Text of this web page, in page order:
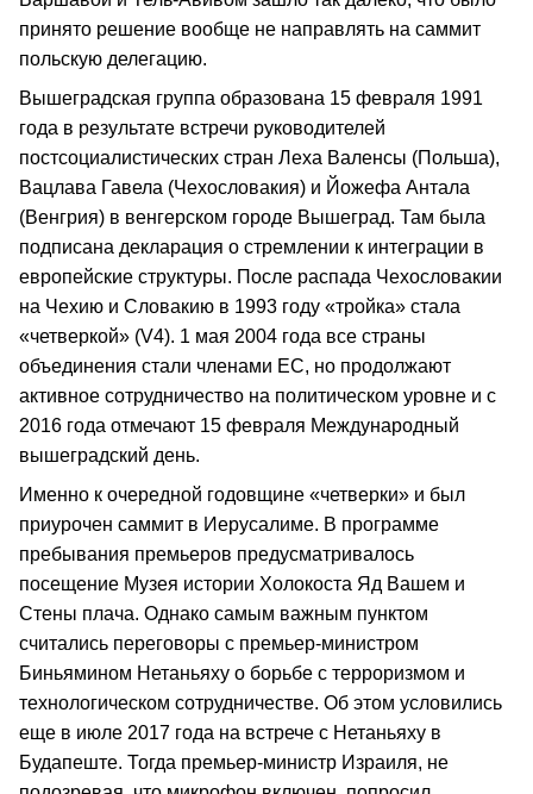
принято решение вообще не направлять на саммит
польскую делегацию.
Вышеградская группа образована 15 февраля 1991
года в результате встречи руководителей
постсоциалистических стран Леха Валенсы (Польша),
Вацлава Гавела (Чехословакия) и Йожефа Антала
(Венгрия) в венгерском городе Вышеград. Там была
подписана декларация о стремлении к интеграции в
европейские структуры. После распада Чехословакии
на Чехию и Словакию в 1993 году «тройка» стала
«четверкой» (V4). 1 мая 2004 года все страны
объединения стали членами ЕС, но продолжают
активное сотрудничество на политическом уровне и с
2016 года отмечают 15 февраля Международный
вышеградский день.
Именно к очередной годовщине «четверки» и был
приурочен саммит в Иерусалиме. В программе
пребывания премьеров предусматривалось
посещение Музея истории Холокоста Яд Вашем и
Стены плача. Однако самым важным пунктом
считались переговоры с премьер-министром
Биньямином Нетаньяху о борьбе с терроризмом и
технологическом сотрудничестве. Об этом условились
еще в июле 2017 года на встрече с Нетаньяху в
Будапеште. Тогда премьер-министр Израиля, не